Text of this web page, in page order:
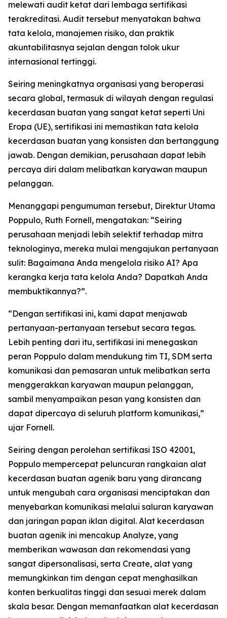
melewati audit ketat dari lembaga sertifikasi
terakreditasi. Audit tersebut menyatakan bahwa
tata kelola, manajemen risiko, dan praktik
akuntabilitasnya sejalan dengan tolok ukur
internasional tertinggi.
Seiring meningkatnya organisasi yang beroperasi
secara global, termasuk di wilayah dengan regulasi
kecerdasan buatan yang sangat ketat seperti Uni
Eropa (UE), sertifikasi ini memastikan tata kelola
kecerdasan buatan yang konsisten dan bertanggung
jawab. Dengan demikian, perusahaan dapat lebih
percaya diri dalam melibatkan karyawan maupun
pelanggan.
Menanggapi pengumuman tersebut, Direktur Utama
Poppulo, Ruth Fornell, mengatakan: “Seiring
perusahaan menjadi lebih selektif terhadap mitra
teknologinya, mereka mulai mengajukan pertanyaan
sulit: Bagaimana Anda mengelola risiko AI? Apa
kerangka kerja tata kelola Anda? Dapatkah Anda
membuktikannya?”.
“Dengan sertifikasi ini, kami dapat menjawab
pertanyaan-pertanyaan tersebut secara tegas.
Lebih penting dari itu, sertifikasi ini menegaskan
peran Poppulo dalam mendukung tim TI, SDM serta
komunikasi dan pemasaran untuk melibatkan serta
menggerakkan karyawan maupun pelanggan,
sambil menyampaikan pesan yang konsisten dan
dapat dipercaya di seluruh platform komunikasi,”
ujar Fornell.
Seiring dengan perolehan sertifikasi ISO 42001,
Poppulo mempercepat peluncuran rangkaian alat
kecerdasan buatan agenik baru yang dirancang
untuk mengubah cara organisasi menciptakan dan
menyebarkan komunikasi melalui saluran karyawan
dan jaringan papan iklan digital. Alat kecerdasan
buatan agenik ini mencakup Analyze, yang
memberikan wawasan dan rekomendasi yang
sangat dipersonalisasi, serta Create, alat yang
memungkinkan tim dengan cepat menghasilkan
konten berkualitas tinggi dan sesuai merek dalam
skala besar. Dengan memanfaatkan alat kecerdasan